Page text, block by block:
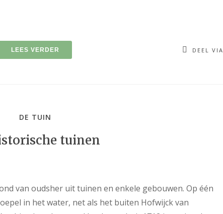
LEES VERDER DEEL VIA
DE TUIN
tuinen
van oudsher uit tuinen en enkele gebouwen. Op één
in het water, net als het buiten Hofwijck van